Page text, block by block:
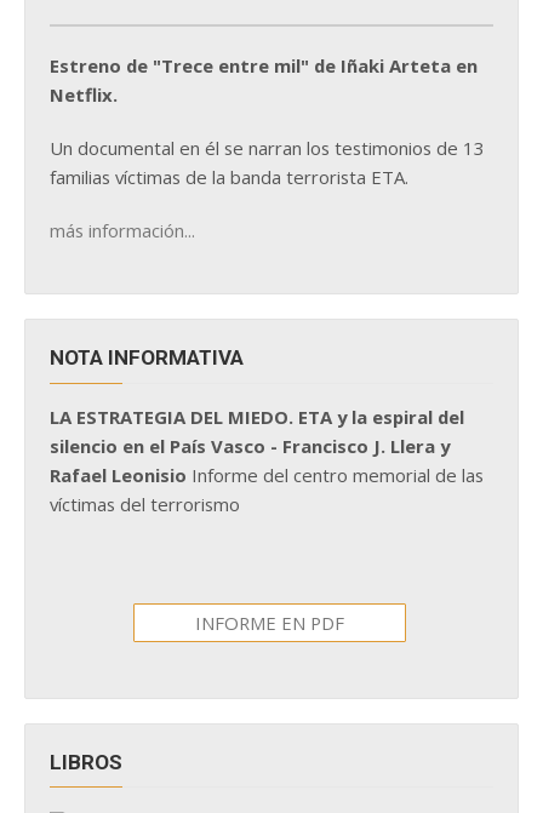
Estreno de "Trece entre mil" de Iñaki Arteta en
Netflix.
Un documental en él se narran los testimonios de 13
familias víctimas de la banda terrorista ETA.
más información...
NOTA INFORMATIVA
LA ESTRATEGIA DEL MIEDO. ETA y la espiral del
silencio en el País Vasco - Francisco J. Llera y
Rafael Leonisio Informe del centro memorial de las
víctimas del terrorismo
INFORME EN PDF
LIBROS